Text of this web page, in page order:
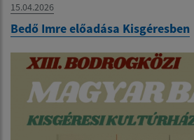
15.04.2026
Bedő Imre előadása Kisgéresben